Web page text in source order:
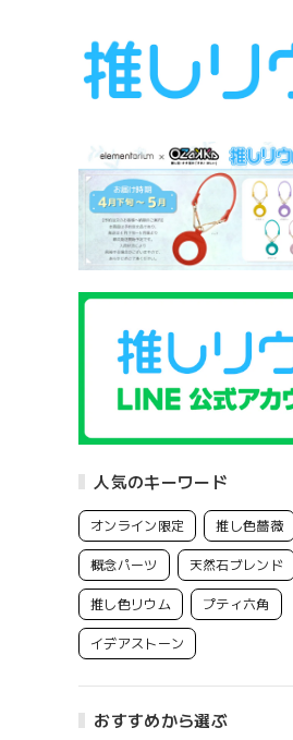
人気のキーワード
オンライン限定 推し色薔薇
概念パーツ 天然石ブレンド
推し色リウム プティ六角
イデアストーン
おすすめから選ぶ